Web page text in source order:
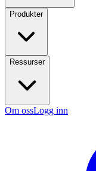
Produkter
Ressurser
Om ossLogg inn